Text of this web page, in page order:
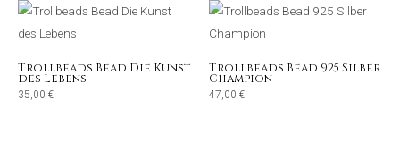
Trollbeads Bead Die Kunst
des Lebens
35,00 €
Trollbeads Bead 925 Silber
Champion
47,00 €